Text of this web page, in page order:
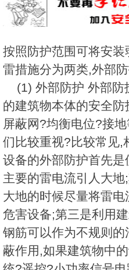
按照防护范围可将安
雷措施分为两类,外部
(1) 外部防护 外部防
的建筑物本体的安全
屏蔽网?均衡电位?接
们比较重视?比较常见,
设备的外部防护首先
主要的雷电流引人大地
大地的时候尽量将雷
危害设备;第三是利用
钢筋可以作为不规则
蔽作用,如果建筑物中